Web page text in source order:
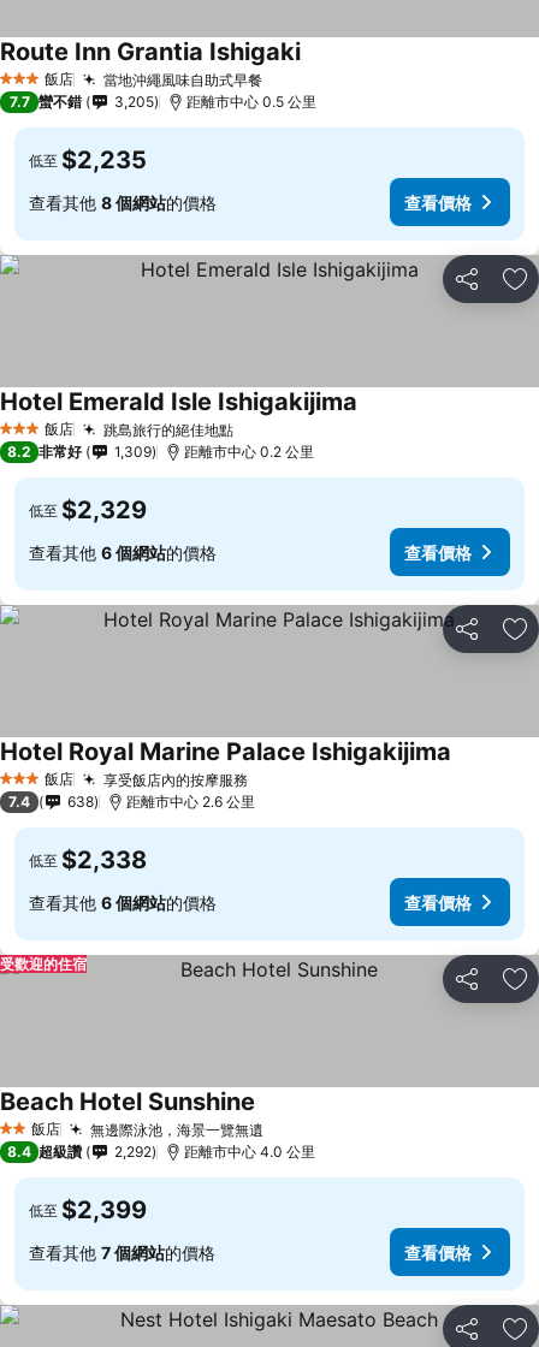
3 星級 飯店 當地沖繩風味自助式早餐
Route Inn Grantia Ishigaki
7.7 蠻不錯 3,205 距離市中心 0.5 公里
低至 $2,235
查看其他 8 個網站的價格 查看價格
分享 加
3 星級 飯店 跳島旅行的絕佳地點
Hotel Emerald Isle Ishigakijima
8.2 非常好 1,309 距離市中心 0.2 公里
低至 $2,329
查看其他 6 個網站的價格 查看價格
分享 加
3 星級 飯店 享受飯店內的按摩服務
Hotel Royal Marine Palace Ishigakijima
7.4 638 距離市中心 2.6 公里
低至 $2,338
查看其他 6 個網站的價格 查看價格
分享 加
受歡迎的住宿
2 星級飯店 無邊際泳池，海景一覽無遺
Beach Hotel Sunshine
8.4 超級讚 2,292 距離市中心 4.0 公里
低至 $2,399
查看其他 7 個網站的價格 查看價格
分享 加